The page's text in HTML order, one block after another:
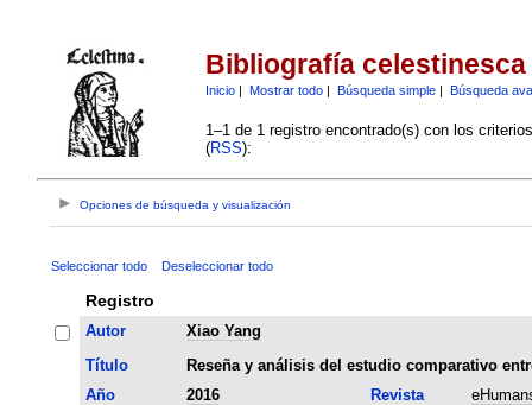
Bibliografía celestinesca
Inicio| Mostrar todo| Búsqueda simple| Búsqueda
1–1 de 1 registro encontrado(s) con los
(RSS):
Opciones de búsqueda y visualización
Seleccionar todo Deseleccionar todo
Registro
Autor
Xiao Yang
Título
Reseña y análisis del estudio comparativo
Año
2016 Revista